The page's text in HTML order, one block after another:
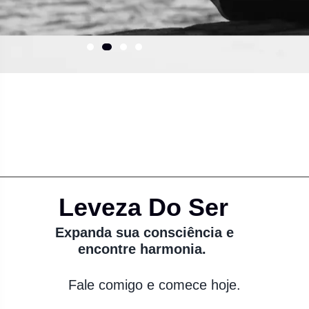
Leveza Do Ser
Expanda sua consciência e
encontre harmonia.
Fale comigo e comece hoje.